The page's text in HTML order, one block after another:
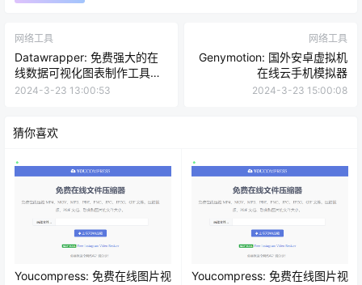
网络工具
Datawrapper: 免费强大的在
线数据可视化图表制作工具软
件
2024-3-23 13:00:53
网络工具
Genymotion: 国外安卓虚拟机
在线云手机模拟器
2024-3-23 15:00:08
猜你喜欢
Youcompress: 免费在线图片视
Youcompress: 免费在线图片视